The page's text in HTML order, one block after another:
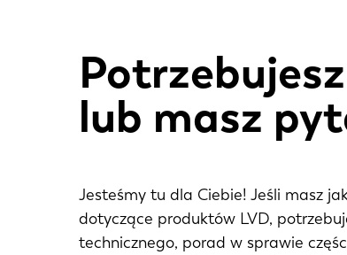
lub masz
Jesteśmy tu dla Ciebie! Jeśli masz
dotyczące produktów LVD,
technicznego, porad w sprawie